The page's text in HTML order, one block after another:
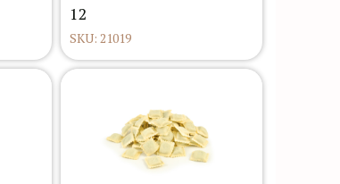
12
SKU: 21019